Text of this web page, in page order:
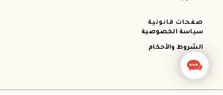
صفحات قانونية
سياسة الخصوصية
الشروط والأحكام
Contact
Us